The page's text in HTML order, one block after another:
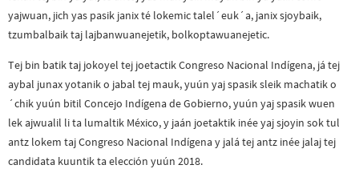
yajwuan, jich yas pasik janix té lokemic talel´euk´a, janix sjoybaik,
tzumbalbaik taj lajbanwuanejetik, bolkoptawuanejetic.
Tej bin batik taj jokoyel tej joetactik Congreso Nacional Indígena, já tej
aybal junax yotanik o jabal tej mauk, yuún yaj spasik sleik machatik o
´chik yuún bitil Concejo Indígena de Gobierno, yuún yaj spasik wuen
lek ajwualil li ta lumaltik México, y jaán joetaktik inée yaj sjoyin sok tul
antz lokem taj Congreso Nacional Indígena y jalá tej antz inée jalaj tej
candidata kuuntik ta elección yuún 2018.